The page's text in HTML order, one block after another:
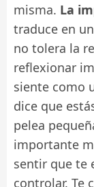
misma. La
traduce en
no tolera la
reflexionar
siente como
dice que
pelea
importante
sentir que te
controlar. Te